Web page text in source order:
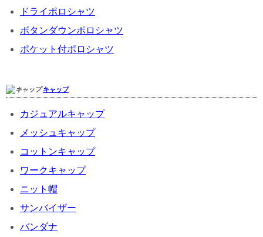
ドライポロシャツ
ボタンダウンポロシャツ
ポケット付ポロシャツ
キャップ
カジュアルキャップ
メッシュキャップ
コットンキャップ
ワークキャップ
ニット帽
サンバイザー
バンダナ